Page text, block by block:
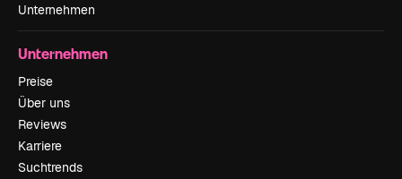
Unternehmen
Unternehmen
Preise
Über uns
Reviews
Karriere
Suchtrends